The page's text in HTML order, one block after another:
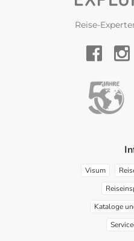
Reise-
Visum
Kataloge